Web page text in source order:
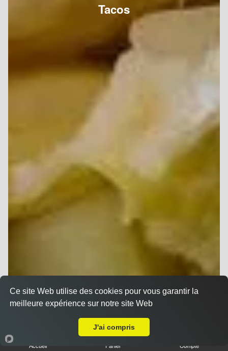
Tacos
Accueil Panier Compte
Ce site Web utilise des cookies pour vous garantir la
meilleure expérience sur notre site Web
J'ai compris